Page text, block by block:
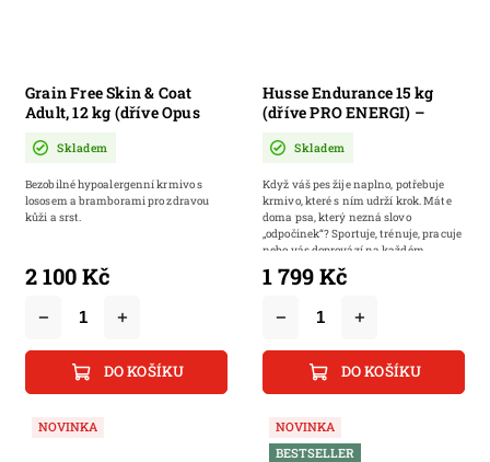
Grain Free Skin & Coat
Adult, 12 kg (dříve Opus
hypoalergenní krmivo s
zdravou kůži a srst
Skladem
2 100 Kč
DO KOŠÍKU
Bezobilné hypoalergenní krmivo s
lososem a bramborami pro zdravou
kůži a srst.
Husse Endurance 15 kg
(dříve PRO ENERGI) –
pro aktivní a pracovní psy
Skladem
1 799 Kč
DO KOŠÍKU
Když váš pes žije naplno, potřebuje
krmivo, které s ním udrží krok. Máte
doma psa, který nezná slovo
„odpočinek“? Sportuje, trénuje, pracuje
nebo vás doprovází na každém...
NOVINKA
NOVINKA
BESTSELLER